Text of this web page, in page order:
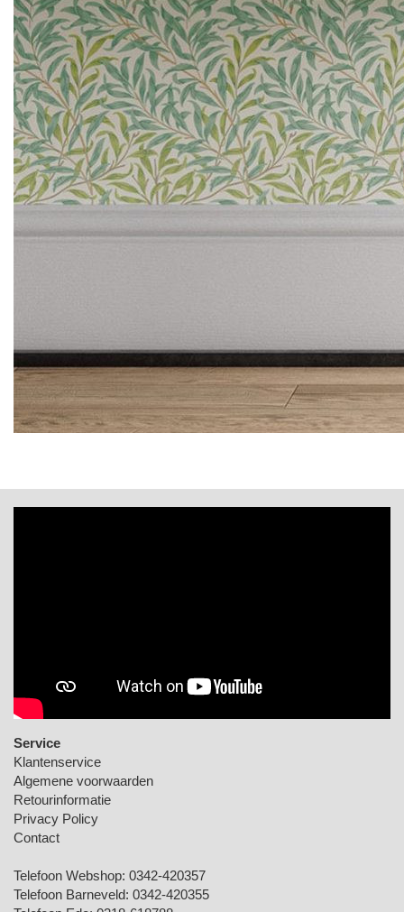
Service
Klantenservice
Algemene voorwaarden
Retourinformatie
Privacy Policy
Contact
Telefoon Webshop: 0342-420357
Telefoon Barneveld: 0342-420355